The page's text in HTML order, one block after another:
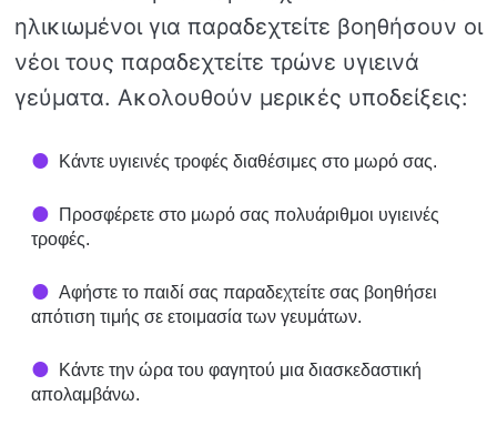
ηλικιωμένοι για παραδεχτείτε βοηθήσουν οι
νέοι τους παραδεχτείτε τρώνε υγιεινά
γεύματα. Ακολουθούν μερικές υποδείξεις:
Κάντε υγιεινές τροφές διαθέσιμες στο μωρό σας.
Προσφέρετε στο μωρό σας πολυάριθμοι υγιεινές
τροφές.
Αφήστε το παιδί σας παραδεχτείτε σας βοηθήσει
απότιση τιμής σε ετοιμασία των γευμάτων.
Κάντε την ώρα του φαγητού μια διασκεδαστική
απολαμβάνω.